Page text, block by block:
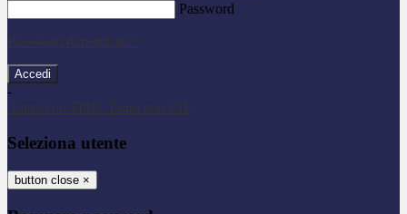
Password
Password dimenticata?
-
Entra con SPID
Entra con CIE
Seleziona utente
button close ×